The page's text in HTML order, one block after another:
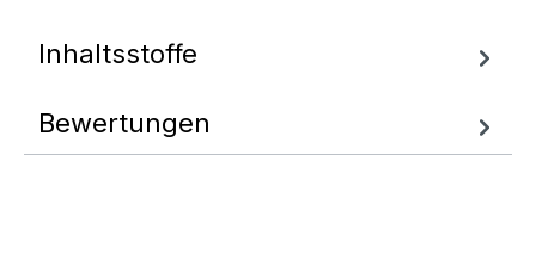
Inhaltsstoffe
Bewertungen